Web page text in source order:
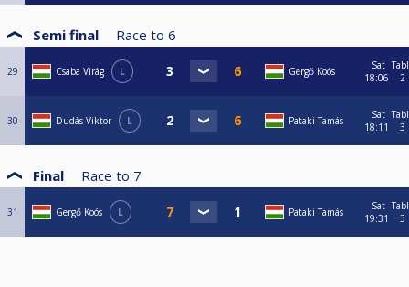
Semi final Race to 6
29 Csaba Virág L Gergő Koós
Sat
18:06
2
30 Dudás Viktor L Pataki Tamás
Sat
18:11
3
Final Race to 7
31 Gergő Koós L Pataki Tamás
Sat
19:31
3